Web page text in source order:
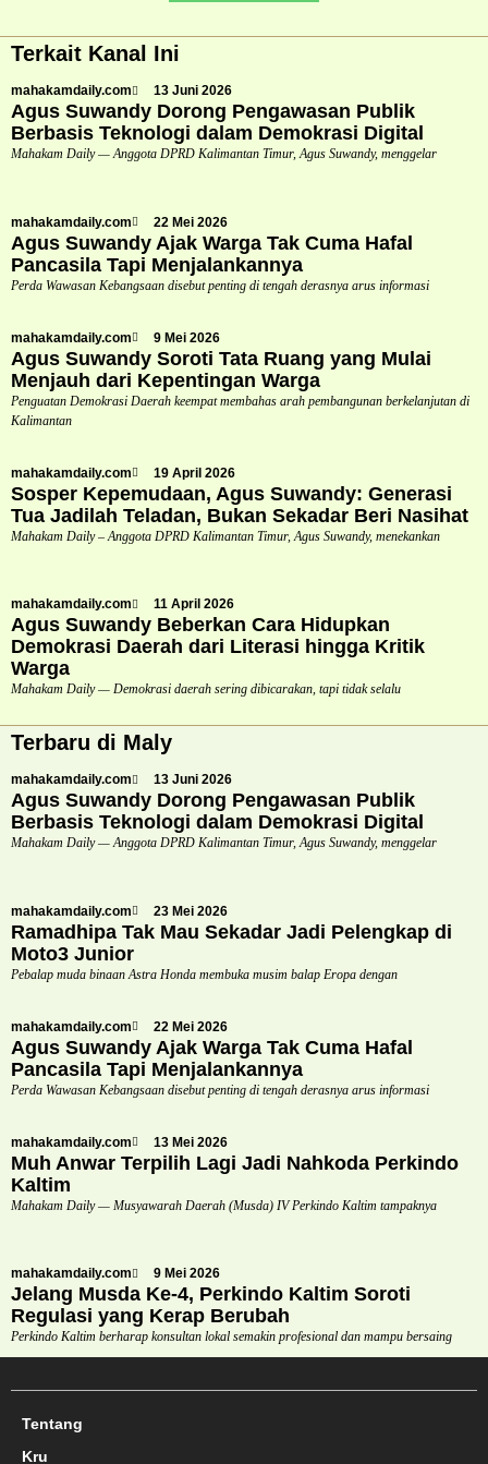
Terkait Kanal Ini
mahakamdaily.com 13 Juni 2026
Agus Suwandy Dorong Pengawasan Publik
Berbasis Teknologi dalam Demokrasi Digital
Mahakam Daily — Anggota DPRD Kalimantan Timur, Agus Suwandy, menggelar
mahakamdaily.com 22 Mei 2026
Agus Suwandy Ajak Warga Tak Cuma Hafal
Pancasila Tapi Menjalankannya
Perda Wawasan Kebangsaan disebut penting di tengah derasnya arus informasi
mahakamdaily.com 9 Mei 2026
Agus Suwandy Soroti Tata Ruang yang Mulai
Menjauh dari Kepentingan Warga
Penguatan Demokrasi Daerah keempat membahas arah pembangunan berkelanjutan di
Kalimantan
mahakamdaily.com 19 April 2026
Sosper Kepemudaan, Agus Suwandy: Generasi
Tua Jadilah Teladan, Bukan Sekadar Beri Nasihat
Mahakam Daily – Anggota DPRD Kalimantan Timur, Agus Suwandy, menekankan
mahakamdaily.com 11 April 2026
Agus Suwandy Beberkan Cara Hidupkan
Demokrasi Daerah dari Literasi hingga Kritik
Warga
Mahakam Daily — Demokrasi daerah sering dibicarakan, tapi tidak selalu
Terbaru di Maly
mahakamdaily.com 13 Juni 2026
Agus Suwandy Dorong Pengawasan Publik
Berbasis Teknologi dalam Demokrasi Digital
Mahakam Daily — Anggota DPRD Kalimantan Timur, Agus Suwandy, menggelar
mahakamdaily.com 23 Mei 2026
Ramadhipa Tak Mau Sekadar Jadi Pelengkap di
Moto3 Junior
Pebalap muda binaan Astra Honda membuka musim balap Eropa dengan
mahakamdaily.com 22 Mei 2026
Agus Suwandy Ajak Warga Tak Cuma Hafal
Pancasila Tapi Menjalankannya
Perda Wawasan Kebangsaan disebut penting di tengah derasnya arus informasi
mahakamdaily.com 13 Mei 2026
Muh Anwar Terpilih Lagi Jadi Nahkoda Perkindo
Kaltim
Mahakam Daily — Musyawarah Daerah (Musda) IV Perkindo Kaltim tampaknya
mahakamdaily.com 9 Mei 2026
Jelang Musda Ke-4, Perkindo Kaltim Soroti
Regulasi yang Kerap Berubah
Perkindo Kaltim berharap konsultan lokal semakin profesional dan mampu bersaing
Tentang
Kru